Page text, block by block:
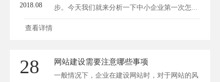
2018.08
步。今天我们就来分析一下中小企业第一次怎...
查看详情
28 网站建设需要注意哪些事项
一般情况下，企业在建设网站时，对于网站的风